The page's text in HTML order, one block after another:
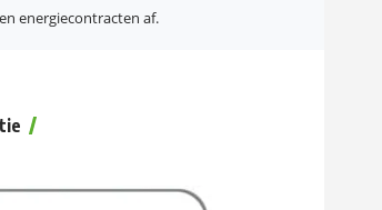
energiecontracten af.